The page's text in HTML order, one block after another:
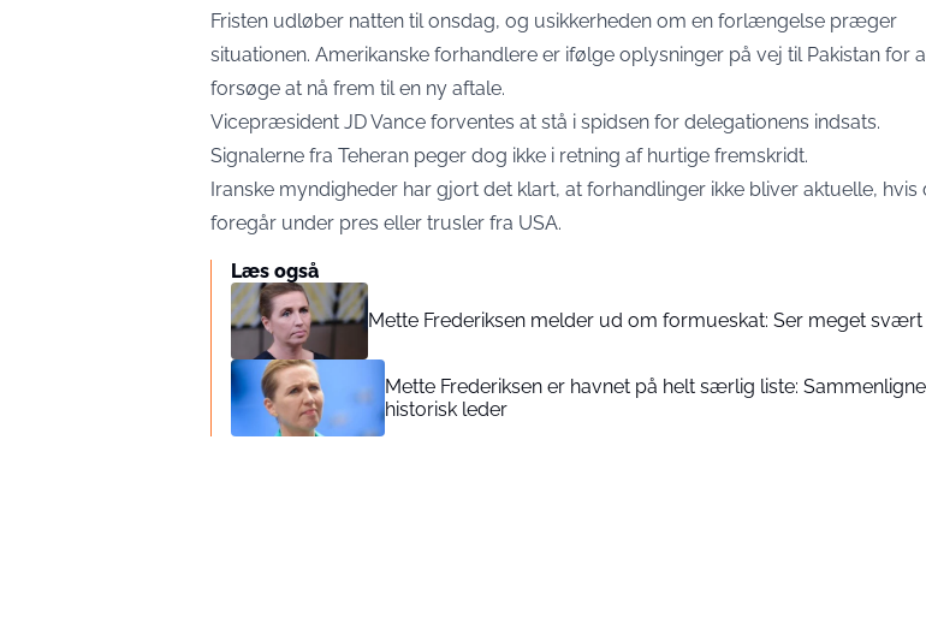
Fristen udløber natten til onsdag, og usikkerheden om en forlængelse præger
situationen. Amerikanske forhandlere er ifølge oplysninger på vej til Pakistan for
forsøge at nå frem til en ny aftale.
Vicepræsident JD Vance forventes at stå i spidsen for delegationens indsats.
Signalerne fra Teheran peger dog ikke i retning af hurtige fremskridt.
Iranske myndigheder har gjort det klart, at forhandlinger ikke bliver aktuelle, hvis
foregår under pres eller trusler fra USA.
Læs også
Mette Frederiksen melder ud om formueskat: Ser meget
Mette Frederiksen er havnet på helt særlig liste:
historisk leder